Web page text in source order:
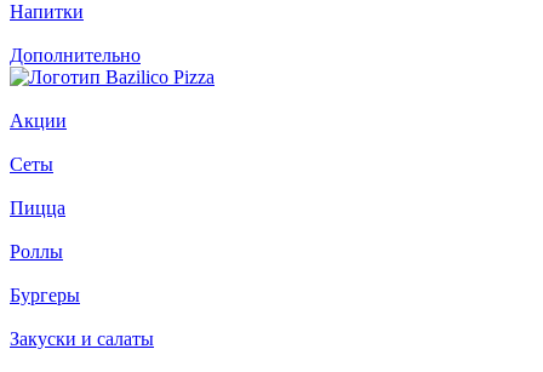
Напитки
Дополнительно
Акции
Сеты
Пицца
Роллы
Бургеры
Закуски и салаты